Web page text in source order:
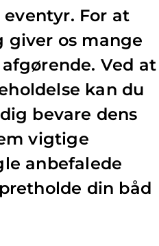
For at
giver os mange
Ved at
kan du
bevare dens
vigtige
anbefalede
din båd